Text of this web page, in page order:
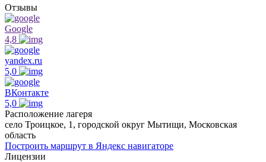
Отзывы
Google
4,8
yandex.ru
5,0
ВКонтакте
5,0
Расположение лагеря
село Троицкое, 1, городской округ Мытищи, Московская
область
Построить маршрут в Яндекс навигаторе
Лицензии